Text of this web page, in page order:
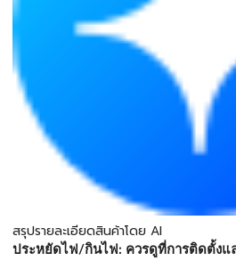
สรุปรายละเอียดสินค้าโดย AI
ประหยัดไฟ/กินไฟ: ควรดูที่การติดตั้งแ